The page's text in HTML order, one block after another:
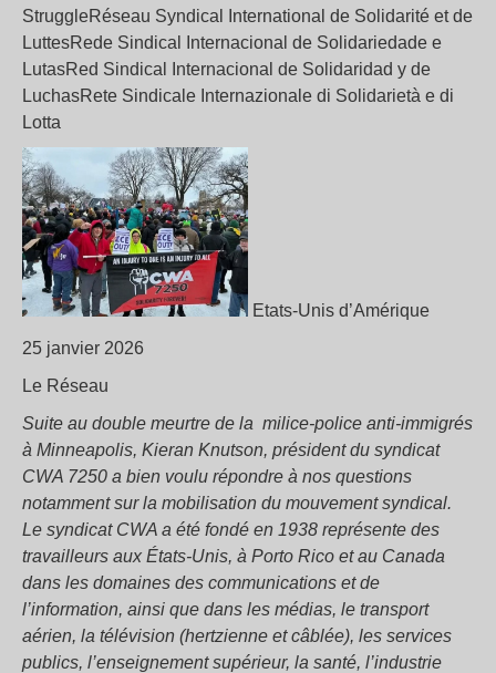
StruggleRéseau Syndical International de Solidarité et de
LuttesRede Sindical Internacional de Solidariedade e
LutasRed Sindical Internacional de Solidaridad y de
LuchasRete Sindicale Internazionale di Solidarietà e di
Lotta
Etats-Unis d’Amérique
25 janvier 2026
Le Réseau
Suite au double meurtre de la milice-police anti-immigrés
à Minneapolis, Kieran Knutson, président du syndicat
CWA 7250 a bien voulu répondre à nos questions
notamment sur la mobilisation du mouvement syndical.
Le syndicat CWA a été fondé en 1938 représente des
travailleurs aux États-Unis, à Porto Rico et au Canada
dans les domaines des communications et de
l’information, ainsi que dans les médias, le transport
aérien, la télévision (hertzienne et câblée), les services
publics, l’enseignement supérieur, la santé, l’industrie